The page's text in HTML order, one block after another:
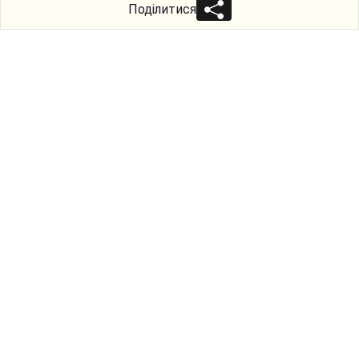
Поділитися